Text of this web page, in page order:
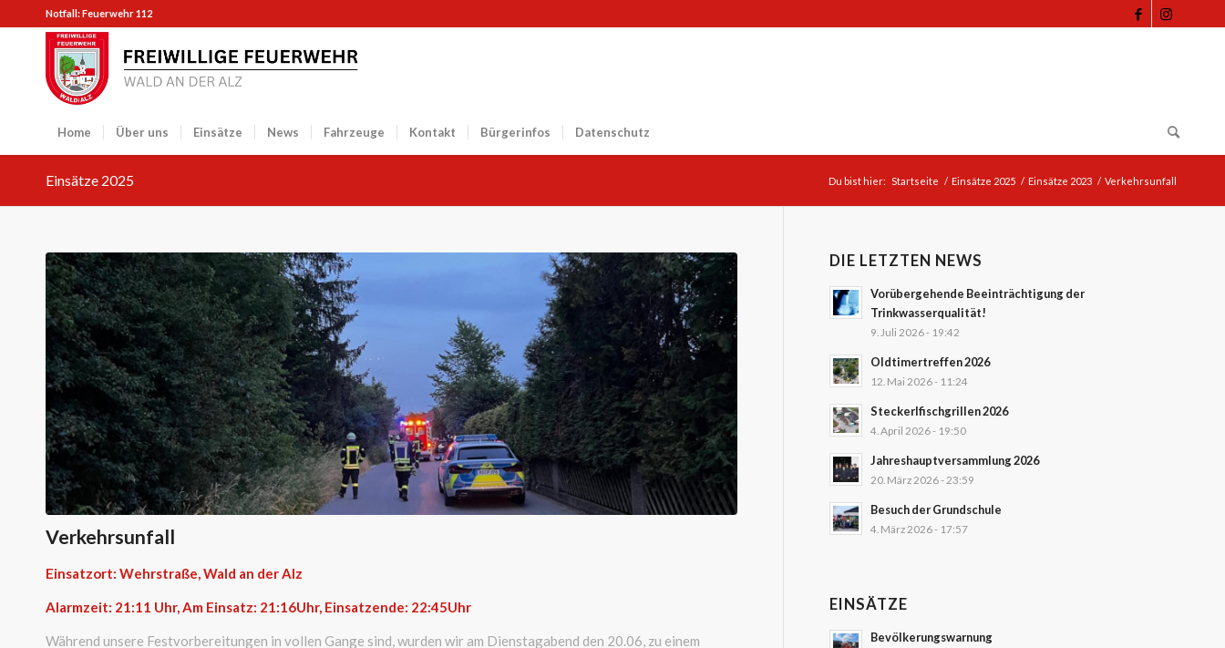
Notfall: Feuerwehr 112
Home Über uns Einsätze News Fahrzeuge Kontakt Bürgerinfos Datenschutz
Einsätze 2025 Du bist hier: Startseite / Einsätze 2025 / Einsätze 2023 / Verkehrsunfall
Verkehrsunfall
Einsatzort: Wehrstraße, Wald an der Alz
Alarmzeit: 21:11 Uhr, Am Einsatz: 21:16Uhr, Einsatzende: 22:45Uhr
Während unsere Festvorbereitungen in vollen Gange sind, wurden wir am Dienstagabend den 20.06, zu einem
DIE LETZTEN NEWS
Vorübergehende Beeinträchtigung der
Trinkwasserqualität!
9. Juli 2026 - 19:42
Oldtimertreffen 2026
12. Mai 2026 - 11:24
Steckerlfischgrillen 2026
4. April 2026 - 19:50
Jahreshauptversammlung 2026
20. März 2026 - 23:59
Besuch der Grundschule
4. März 2026 - 17:57
EINSÄTZE
Bevölkerungswarnung